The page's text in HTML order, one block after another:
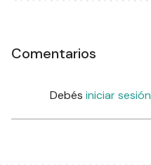
Comentarios
Debés iniciar sesión